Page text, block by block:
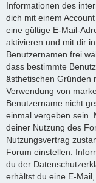
Informationen des
dich mit einem
eine gültige E-Mail-
aktivieren und mit dir
Benutzernamen frei
dass bestimmte
ästhetischen Gründen
Verwendung von
Benutzername nicht
einmal vergeben sein.
deiner Nutzung des
Nutzungsvertrag
Forum einstellen.
du der
erhältst du eine E-